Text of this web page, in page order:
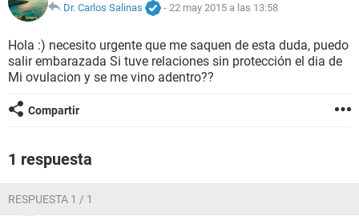
NUTRICIÓN
BIENESTAR
Dr. Carlos Salinas
- 22 may 2015 a las 13:58
Hola :) necesito urgente que me saquen de esta duda, puedo
salir embarazada Si tuve relaciones sin protección el dia de
Mi ovulacion y se me vino adentro??
Compartir
1 respuesta
RESPUESTA 1 / 1